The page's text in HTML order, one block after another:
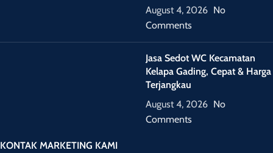
August 4, 2026 No
Comments
Jasa Sedot WC Kecamatan
Kelapa Gading, Cepat & Harga
Terjangkau
August 4, 2026 No
Comments
KONTAK MARKETING KAMI